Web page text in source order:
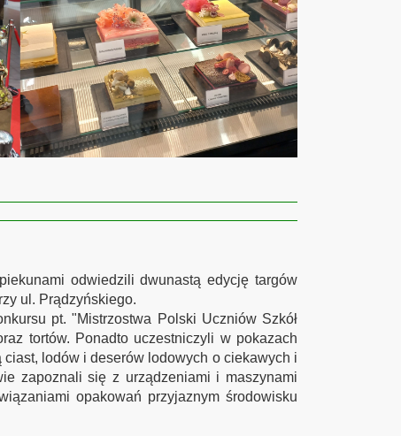
odwiedzili dwunastą edycję targów
ul. Prądzyńskiego.
pt. "Mistrzostwa Polski Uczniów Szkół
tortów. Ponadto uczestniczyli w pokazach
lodów i deserów lodowych o ciekawych i
zapoznali się z urządzeniami i maszynami
opakowań przyjaznym środowisku